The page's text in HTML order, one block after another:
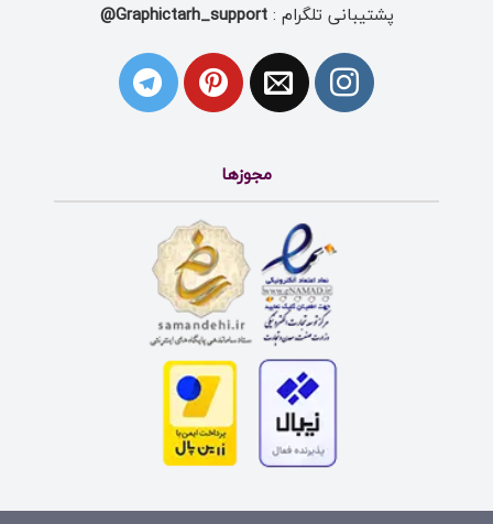
پشتیبانی تلگرام :Graphictarh_support@
مجوزها